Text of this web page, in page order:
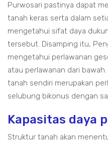
Purwosari pastinya dapat
tanah keras serta dalam
mengetahui sifat daya
tersebut. Disamping itu,
mengetahui perlawanan
atau perlawanan dari
tanah sendiri merupakan
selubung bikonus dengan
Kapasitas daya
Struktur tanah akan